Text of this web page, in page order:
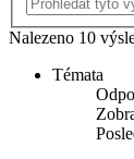
Nalezeno 10
Témata